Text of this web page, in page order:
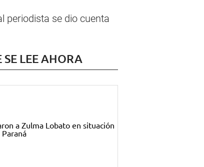
periodista se dio cuenta
SE LEE AHORA